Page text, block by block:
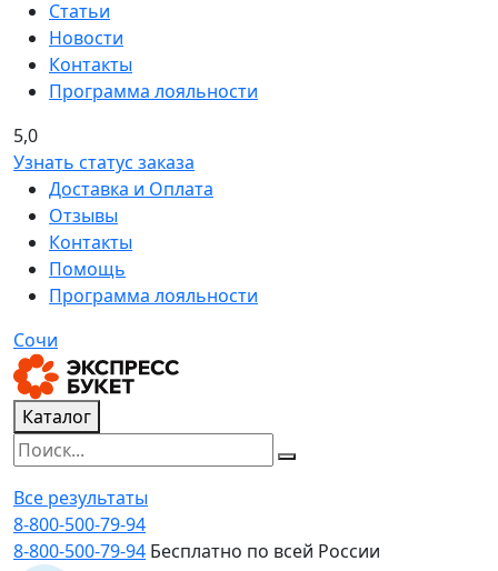
Статьи
Новости
Контакты
Программа лояльности
5,0
Узнать статус заказа
Доставка и Оплата
Отзывы
Контакты
Помощь
Программа лояльности
Сочи
Каталог
Все результаты
8-800-500-79-94
8-800-500-79-94 Бесплатно по всей России